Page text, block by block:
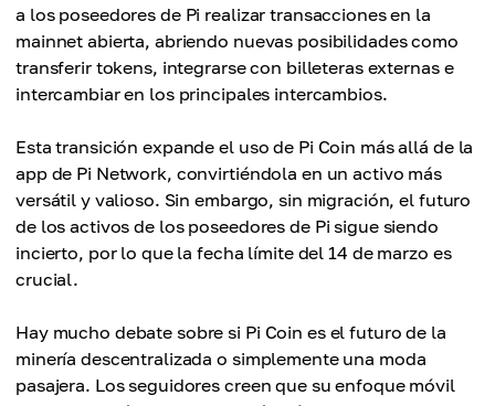
a los poseedores de Pi realizar transacciones en la
mainnet abierta, abriendo nuevas posibilidades como
transferir tokens, integrarse con billeteras externas e
intercambiar en los principales intercambios.
Esta transición expande el uso de Pi Coin más allá de la
app de Pi Network, convirtiéndola en un activo más
versátil y valioso. Sin embargo, sin migración, el futuro
de los activos de los poseedores de Pi sigue siendo
incierto, por lo que la fecha límite del 14 de marzo es
crucial.
Hay mucho debate sobre si Pi Coin es el futuro de la
minería descentralizada o simplemente una moda
pasajera. Los seguidores creen que su enfoque móvil